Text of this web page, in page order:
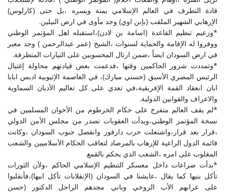
قادة التطرف في العالم الإسلامي يمنة ويسره ،بل حتى (كارلوس)
الإرهابي الشهير الملقب (بإبن اوي) وجد مأوى في ارض النيلين.
*وزعيم تنظيم القاعدة (اسامة بن لادن)،استقبله اهل المؤتمر الوطني
ووفروا له الإقامة والحماية لسنوات ،الشيخ (عمر عبدالرحمن ) وجد معبر
في ارض السودان ايضاً ،ضمن ارتال المحسوبين على التيارات المتطرفة.
*وتمددت شرور الحاكمين وقتها ،فدعمت بعض قيادتهم محاولة إغتيال
الرئيس المصري الأسبق (حسني مبارك)، في العاصمة الإثيوبية اديس ابابا
ابان انعقاد القمة الإفريقية،في تعدي على كل تعاليم الأديان السماوية
والاعراف والقوانين الدولية.
*لم يقف العالم متفرج على حكام الخرطوم من الأخوان المسلمين في
نسخة المؤتمر الوطني،وبدأت العقوبات تصدر من مجلس الأمن الدولي
،قرار بعد قرار،واشتعلت حرب دارفور وانفصل جنوب السودان ،وكانت
قائمة الدول الراعية للإرهاب بالمرصاد لتعاقب الحكام الأسلاميين والشعب
المغلوب على امره ،الشعب الذي يحكم بالقمع.
*بدأت صراعات داخل معسكر التنظيم الإسلامي الحاكم ،ولأن الثورات
تأكل بنيها كما يقال ،عايشنا في السودان (الإنقلابات تأكل ابيها)،فأنقلبوا
على عرابهم الأب الروحي وباني مجدهم الراحل الدكتور (حسن